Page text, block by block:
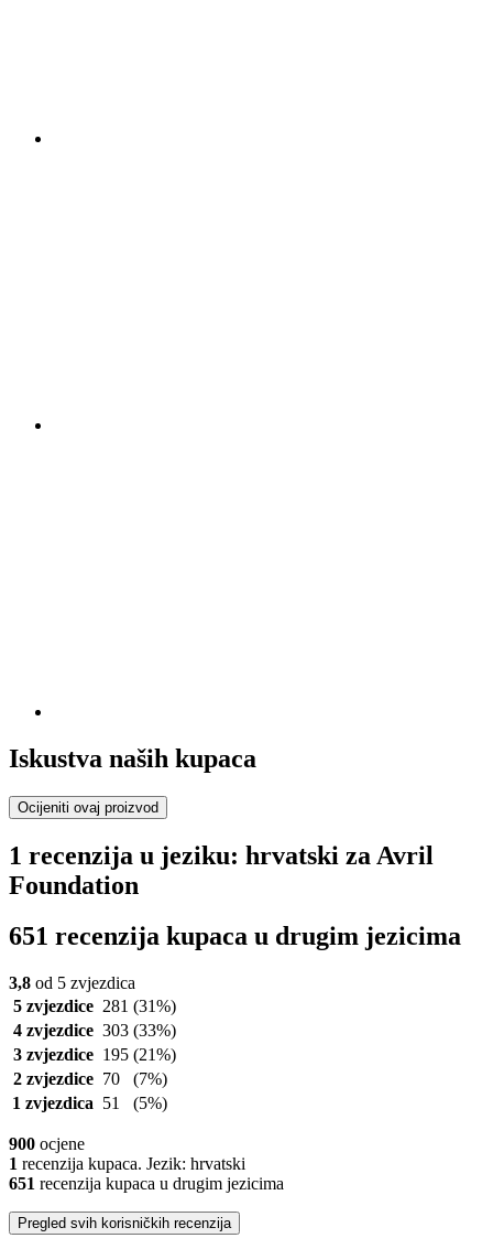
Iskustva naših kupaca
Ocijeniti ovaj proizvod
1 recenzija u jeziku: hrvatski za Avril
Foundation
651 recenzija kupaca u drugim jezicima
3,8 od 5 zvjezdica
5 zvjezdice 281 (31%)
4 zvjezdice 303 (33%)
3 zvjezdice 195 (21%)
2 zvjezdice 70
(7%)
1 zvjezdica 51 (5%)
900 ocjene
1 recenzija kupaca. Jezik: hrvatski
651 recenzija kupaca u drugim jezicima
Pregled svih korisničkih recenzija